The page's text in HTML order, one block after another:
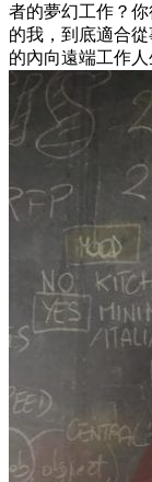
者的夢幻工作？
的我，到底適合
的內向遠端工作人